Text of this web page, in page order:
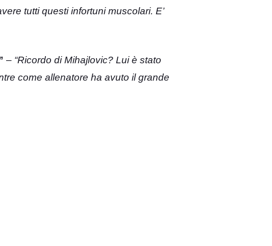
tutti questi infortuni muscolari. E’
– “Ricordo di Mihajlovic? Lui è stato
come allenatore ha avuto il grande